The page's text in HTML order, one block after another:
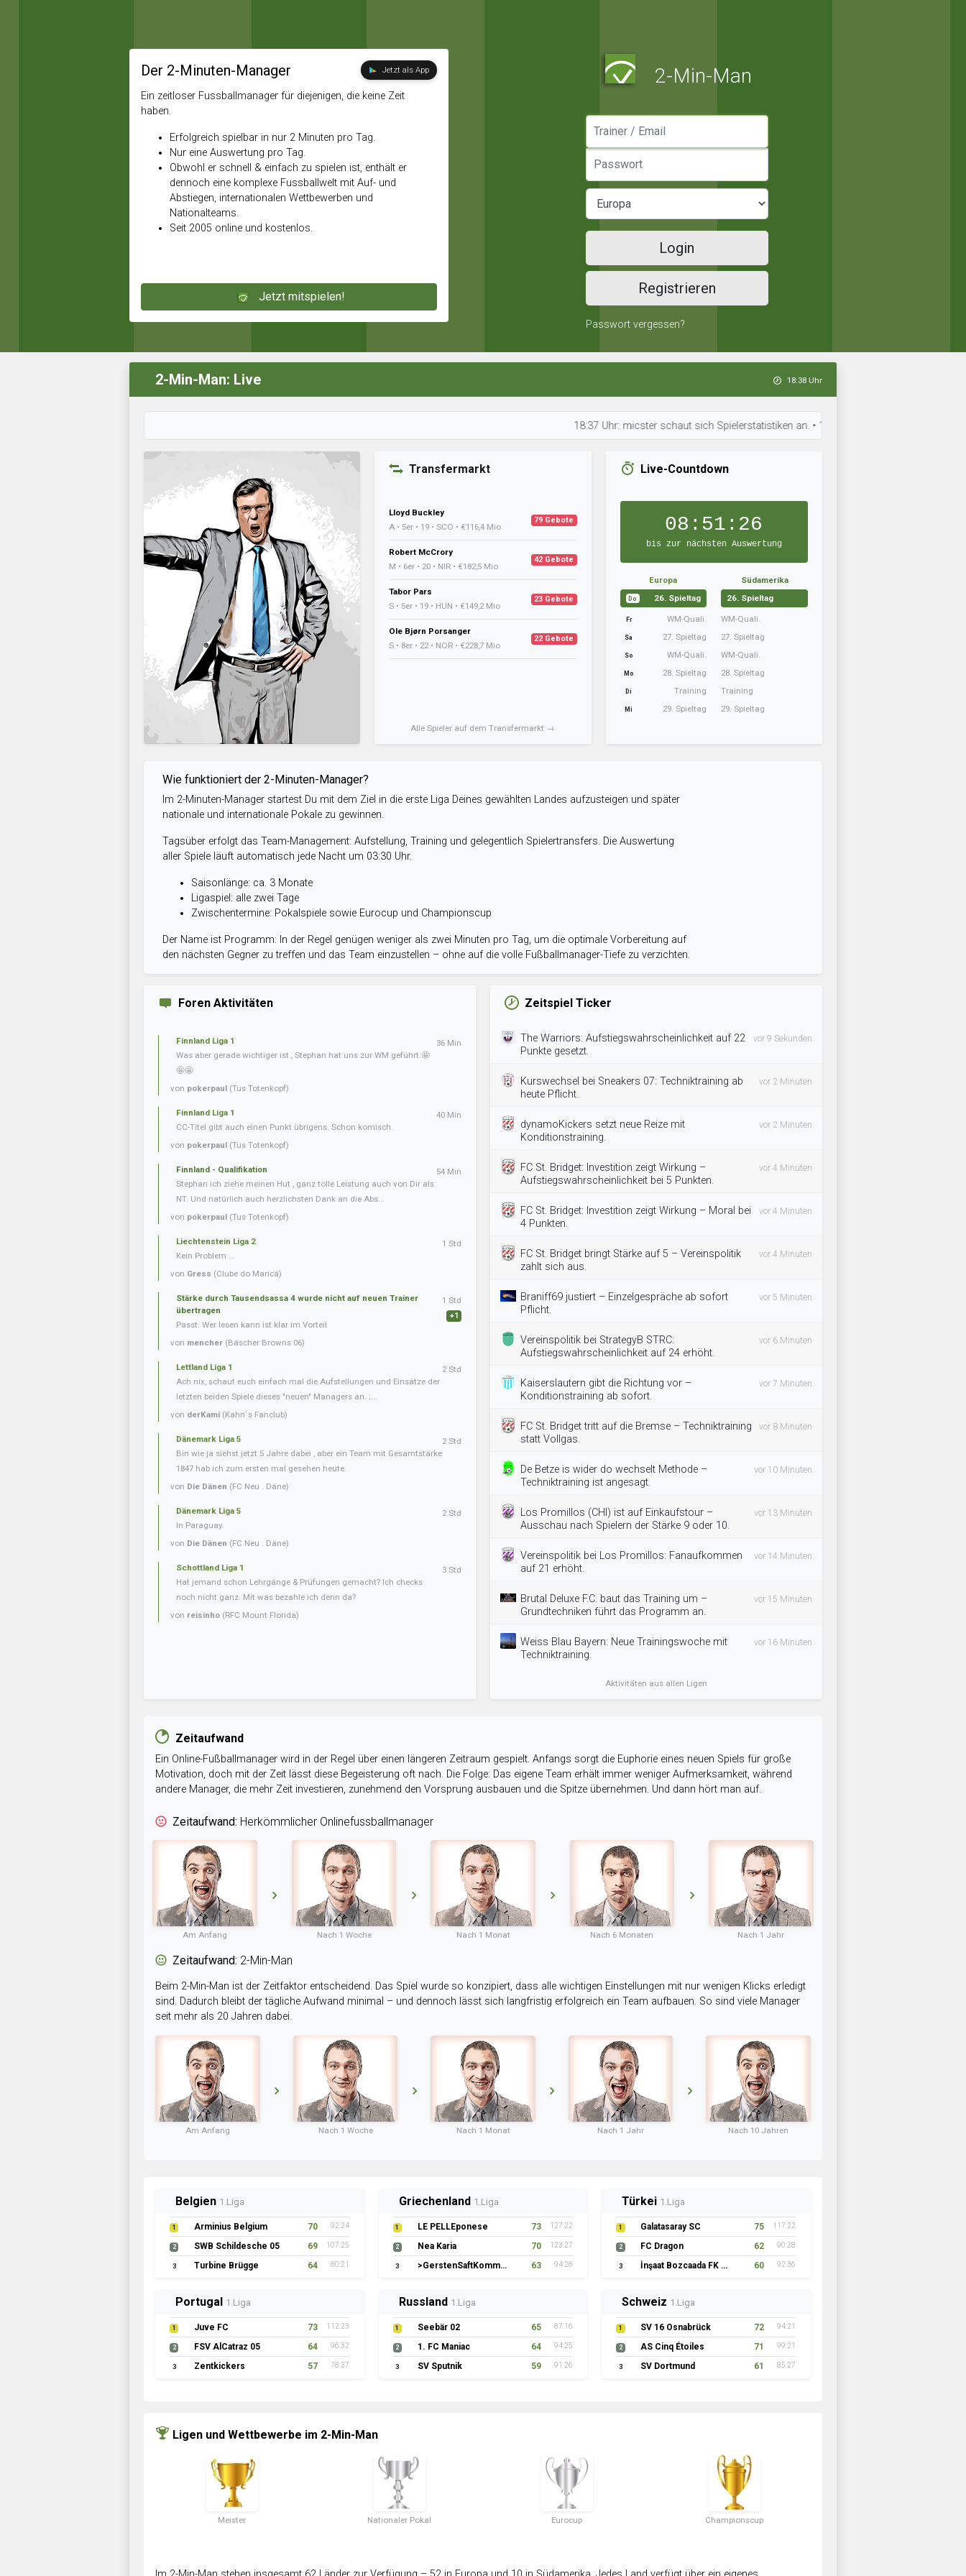
Der 2-Minuten-Manager Jetzt als App
Ein zeitloser Fussballmanager für diejenigen, die keine Zeit
haben.
Erfolgreich spielbar in nur 2 Minuten pro Tag.
Nur eine Auswertung pro Tag.
Obwohl er schnell & einfach zu spielen ist, enthält er
dennoch eine komplexe Fussballwelt mit Auf- und
Abstiegen, internationalen Wettbewerben und
Nationalteams.
Seit 2005 online und kostenlos.
Jetzt mitspielen!
2-Min-Man
Login
Registrieren
Passwort vergessen?
2-Min-Man: Live 18:38 Uhr
18:37 Uhr: micster schaut sich Spielerstatistiken an. • 18:36 Uhr: Sneakers 07 ist in
Transfermarkt
Lloyd Buckley
A • 5er • 19 • SCO • €116,4 Mio
79 Gebote
Robert McCrory
M • 6er • 20 • NIR • €182,5 Mio
42 Gebote
Tabor Pars
S • 5er • 19 • HUN • €149,2 Mio
23 Gebote
Ole Bjørn Porsanger
S • 8er • 22 • NOR • €228,7 Mio
22 Gebote
Alle Spieler auf dem Transfermarkt →
Live-Countdown
08:51:25
bis zur nächsten Auswertung
Europa
Do 26. Spieltag
Fr WM-Quali.
Sa 27. Spieltag
So WM-Quali.
Mo 28. Spieltag
Di Training
Mi 29. Spieltag
Südamerika
26. Spieltag
WM-Quali.
27. Spieltag
WM-Quali.
28. Spieltag
Training
29. Spieltag
Wie funktioniert der 2-Minuten-Manager?
Im 2-Minuten-Manager startest Du mit dem Ziel in die erste Liga Deines gewählten Landes aufzusteigen und später
nationale und internationale Pokale zu gewinnen.
Tagsüber erfolgt das Team-Management: Aufstellung, Training und gelegentlich Spielertransfers. Die Auswertung
aller Spiele läuft automatisch jede Nacht um 03:30 Uhr.
Saisonlänge: ca. 3 Monate
Ligaspiel: alle zwei Tage
Zwischentermine: Pokalspiele sowie Eurocup und Championscup
Der Name ist Programm: In der Regel genügen weniger als zwei Minuten pro Tag, um die optimale Vorbereitung auf
den nächsten Gegner zu treffen und das Team einzustellen – ohne auf die volle Fußballmanager-Tiefe zu verzichten.
Foren Aktivitäten
Finnland Liga 1
Was aber gerade wichtiger ist , Stephan hat uns zur WM geführt.🤩
🤩🤩
von pokerpaul (Tus Totenkopf)
36 Min
Finnland Liga 1
CC-Titel gibt auch einen Punkt übrigens. Schon komisch.
von pokerpaul (Tus Totenkopf)
40 Min
Finnland - Qualifikation
Stephan ich ziehe meinen Hut , ganz tolle Leistung auch von Dir als
NT. Und natürlich auch herzlichsten Dank an die Abs...
von pokerpaul (Tus Totenkopf)
54 Min
Liechtenstein Liga 2
Kein Problem …
von Gress (Clube do Maricá)
1 Std
Stärke durch Tausendsassa 4 wurde nicht auf neuen Trainer
übertragen
Passt. Wer lesen kann ist klar im Vorteil
von mencher (Bäscher Browns 06)
1 Std
+1
Lettland Liga 1
Ach nix, schaut euch einfach mal die Aufstellungen und Einsätze der
letzten beiden Spiele dieses "neuen" Managers an. ;...
von derKami (Kahn´s Fanclub)
2 Std
Dänemark Liga 5
Bin wie ja siehst jetzt 5 Jahre dabei , aber ein Team mit Gesamtstärke
1847 hab ich zum ersten mal gesehen heute.
von Die Dänen (FC Neu . Däne)
2 Std
Dänemark Liga 5
In Paraguay.
von Die Dänen (FC Neu . Däne)
2 Std
Schottland Liga 1
Hat jemand schon Lehrgänge & Prüfungen gemacht? Ich checks
noch nicht ganz. Mit was bezahle ich denn da?
von reisinho (RFC Mount Florida)
3 Std
Zeitspiel Ticker
The Warriors: Aufstiegswahrscheinlichkeit auf 22
Punkte gesetzt.
vor 9 Sekunden
Kurswechsel bei Sneakers 07: Techniktraining ab
heute Pflicht.
vor 2 Minuten
dynamoKickers setzt neue Reize mit
Konditionstraining.
vor 2 Minuten
FC St. Bridget: Investition zeigt Wirkung –
Aufstiegswahrscheinlichkeit bei 5 Punkten.
vor 4 Minuten
FC St. Bridget: Investition zeigt Wirkung – Moral bei
4 Punkten.
vor 4 Minuten
FC St. Bridget bringt Stärke auf 5 – Vereinspolitik
zahlt sich aus.
vor 4 Minuten
Braniff69 justiert – Einzelgespräche ab sofort
Pflicht.
vor 5 Minuten
Vereinspolitik bei StrategyB STRC:
Aufstiegswahrscheinlichkeit auf 24 erhöht.
vor 6 Minuten
Kaiserslautern gibt die Richtung vor –
Konditionstraining ab sofort.
vor 7 Minuten
FC St. Bridget tritt auf die Bremse – Techniktraining
statt Vollgas.
vor 8 Minuten
De Betze is wider do wechselt Methode –
Techniktraining ist angesagt.
vor 10 Minuten
Los Promillos (CHI) ist auf Einkaufstour –
Ausschau nach Spielern der Stärke 9 oder 10.
vor 13 Minuten
Vereinspolitik bei Los Promillos: Fanaufkommen
auf 21 erhöht.
vor 14 Minuten
Brutal Deluxe F.C. baut das Training um –
Grundtechniken führt das Programm an.
vor 15 Minuten
Weiss Blau Bayern: Neue Trainingswoche mit
Techniktraining.
vor 16 Minuten
Aktivitäten aus allen Ligen
Zeitaufwand
Ein Online-Fußballmanager wird in der Regel über einen längeren Zeitraum gespielt. Anfangs sorgt die Euphorie eines neuen Spiels für große
Motivation, doch mit der Zeit lässt diese Begeisterung oft nach. Die Folge: Das eigene Team erhält immer weniger Aufmerksamkeit, während
andere Manager, die mehr Zeit investieren, zunehmend den Vorsprung ausbauen und die Spitze übernehmen. Und dann hört man auf.
Zeitaufwand: Herkömmlicher Onlinefussballmanager
Am Anfang Nach 1 Woche Nach 1 Monat Nach 6 Monaten Nach 1 Jahr
Zeitaufwand: 2-Min-Man
Beim 2-Min-Man ist der Zeitfaktor entscheidend. Das Spiel wurde so konzipiert, dass alle wichtigen Einstellungen mit nur wenigen Klicks erledigt
sind. Dadurch bleibt der tägliche Aufwand minimal – und dennoch lässt sich langfristig erfolgreich ein Team aufbauen. So sind viele Manager
seit mehr als 20 Jahren dabei.
Am Anfang Nach 1 Woche Nach 1 Monat Nach 1 Jahr Nach 10 Jahren
Belgien 1.Liga
1 Arminius Belgium 70 92:24
2 SWB Schildesche 05 69 107:25
3 Turbine Brügge 64 80:21
Griechenland 1.Liga
1 LE PELLEponese 73 127:22
2 Nea Karia 70 123:27
3 >GerstenSaftKommando 63 94:28
Türkei 1.Liga
1 Galatasaray SC 75 117:22
2 FC Dragon 62 90:28
3 İnşaat Bozcaada FK 1957 60 92:36
Portugal 1.Liga
1 Juve FC 73 112:23
2 FSV AlCatraz 05 64 96:32
3 Zentkickers 57 78:37
Russland 1.Liga
1 Seebär 02 65 87:16
2 1. FC Maniac 64 94:25
3 SV Sputnik 59 91:26
Schweiz 1.Liga
1 SV 16 Osnabrück 72 94:21
2 AS Cinq Étoiles 71 99:21
3 SV Dortmund 61 85:27
Ligen und Wettbewerbe im 2-Min-Man
Meister Nationaler Pokal Eurocup Championscup